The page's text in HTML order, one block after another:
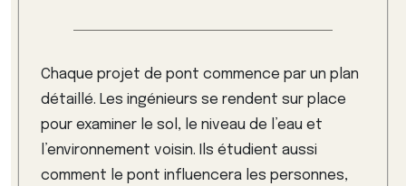
Chaque projet de pont commence par un plan
détaillé. Les ingénieurs se rendent sur place
pour examiner le sol, le niveau de l’eau et
l’environnement voisin. Ils étudient aussi
comment le pont influencera les personnes,